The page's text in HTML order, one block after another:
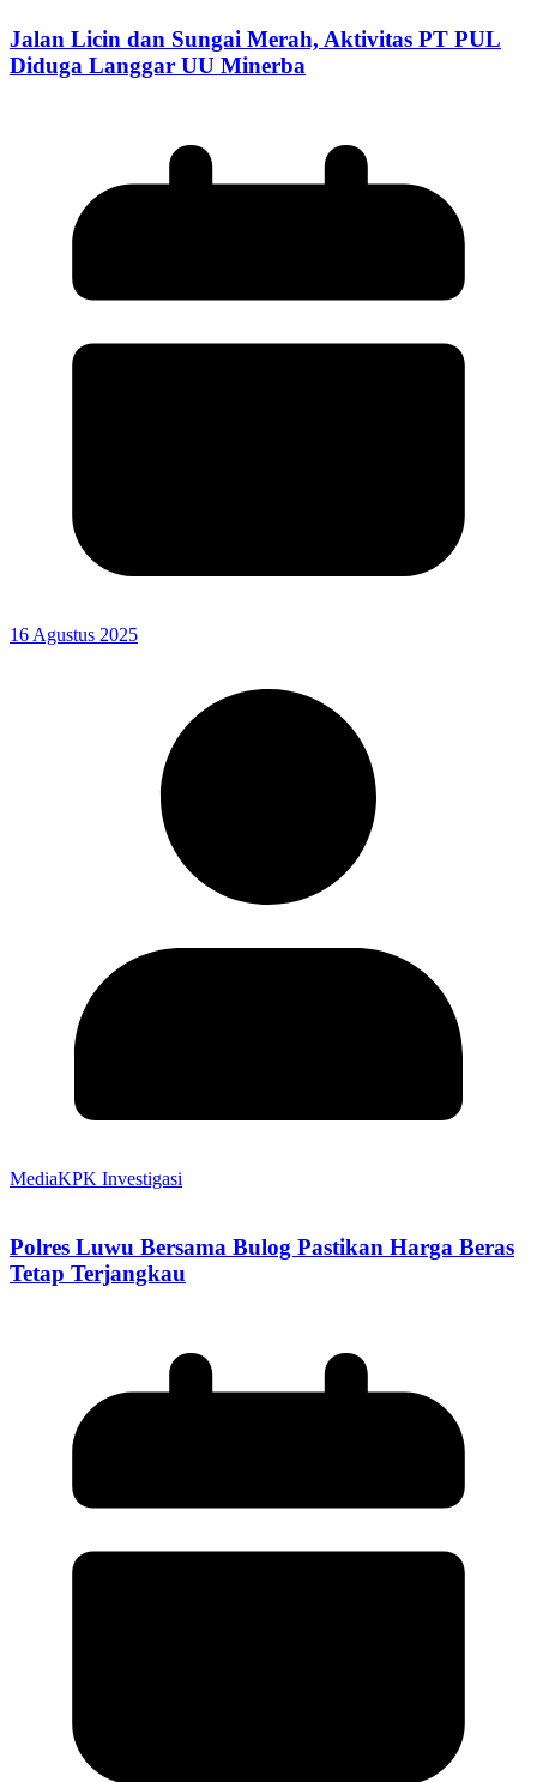
Jalan Licin dan Sungai Merah, Aktivitas PT PUL
Diduga Langgar UU Minerba
16 Agustus 2025
MediaKPK Investigasi
Polres Luwu Bersama Bulog Pastikan Harga Beras
Tetap Terjangkau